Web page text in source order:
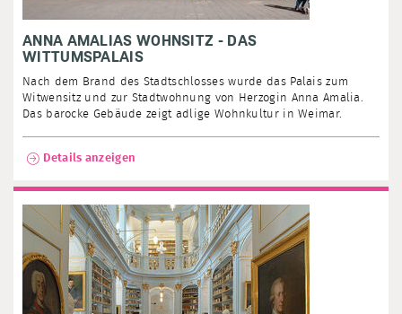
ANNA AMALIAS WOHNSITZ - DAS
WITTUMSPALAIS
Nach dem Brand des Stadtschlosses wurde das Palais zum
Witwensitz und zur Stadtwohnung von Herzogin Anna Amalia.
Das barocke Gebäude zeigt adlige Wohnkultur in Weimar.
Details anzeigen